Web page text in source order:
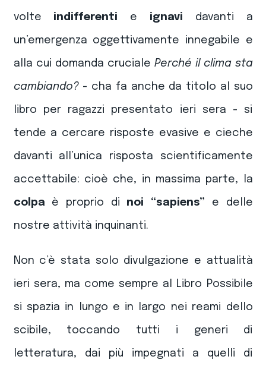
volte indifferenti e ignavi davanti a
un’emergenza oggettivamente innegabile e
alla cui domanda cruciale Perché il clima sta
cambiando?- cha fa anche da titolo al suo
libro per ragazzi presentato ieri sera - si
tende a cercare risposte evasive e cieche
davanti all’unica risposta scientificamente
accettabile: cioè che, in massima parte, la
colpa è proprio di noi “sapiens” e delle
nostre attività inquinanti.
Non c’è stata solo divulgazione e attualità
ieri sera, ma come sempre al Libro Possibile
si spazia in lungo e in largo nei reami dello
scibile, toccando tutti i generi di
letteratura, dai più impegnati a quelli di